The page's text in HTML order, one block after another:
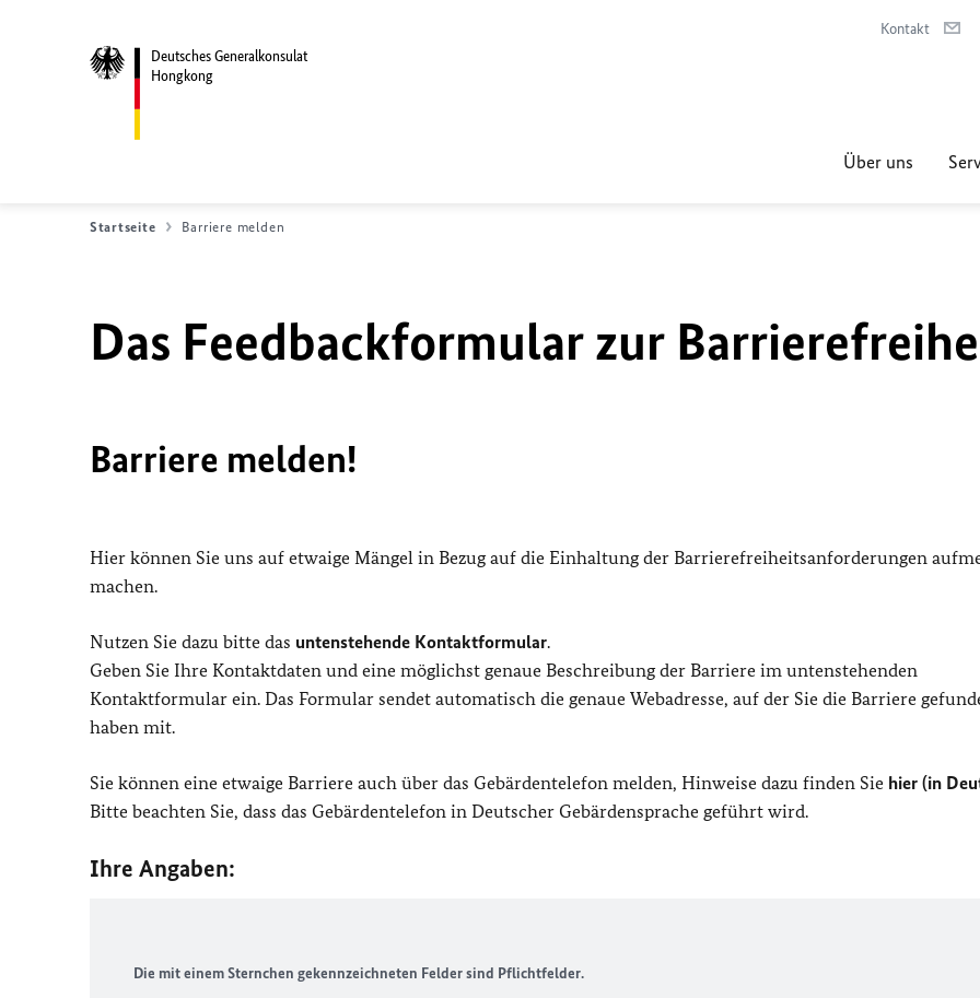
Deutsches Generalkonsulat
Hongkong
Kontakt
Über uns
Startseite Barriere melden
Das Feedbackformular zur
Barriere melden!
Hier können Sie uns auf etwaige Mängel in Bezug auf die Einhaltung der Barrierefreiheitsanforderungen
machen.
Nutzen Sie dazu bitte das untenstehende Kontaktformular.
Geben Sie Ihre Kontaktdaten und eine möglichst genaue Beschreibung der Barriere im untenstehenden
Kontaktformular ein. Das Formular sendet automatisch die genaue Webadresse, auf der Sie die Barriere
haben mit.
Sie können eine etwaige Barriere auch über das Gebärdentelefon melden, Hinweise dazu finden Sie hier (in
Bitte beachten Sie, dass das Gebärdentelefon in Deutscher Gebärdensprache geführt wird.
Ihre Angaben:
Die mit einem Sternchen gekennzeichneten Felder sind Pflichtfelder.